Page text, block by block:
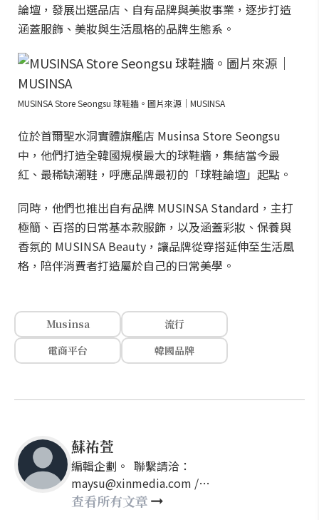
論壇，發展出選品店、自有品牌與美妝事業，逐步打造
涵蓋服飾、美妝與生活風格的品牌生態系。
MUSINSA Store Seongsu 球鞋牆。圖片來源｜MUSINSA
位於首爾聖水洞實體旗艦店 Musinsa Store Seongsu
中，他們打造全韓國規模最大的球鞋牆，集結當今最
紅、最稀缺潮鞋，呼應品牌最初的「球鞋論壇」起點。
同時，他們也推出自有品牌 MUSINSA Standard，主打
極簡、百搭的日常基本款服飾，以及涵蓋彩妝、保養與
香氛的 MUSINSA Beauty，讓品牌從穿搭延伸至生活風
格，陪伴消費者打造屬於自己的日常美學。
Musinsa
流行
電商平台
韓國品牌
蘇祐萱
編輯企劃。 聯繫請洽：
maysu@xinmedia.com /
may860527@gmail.com
查看所有文章